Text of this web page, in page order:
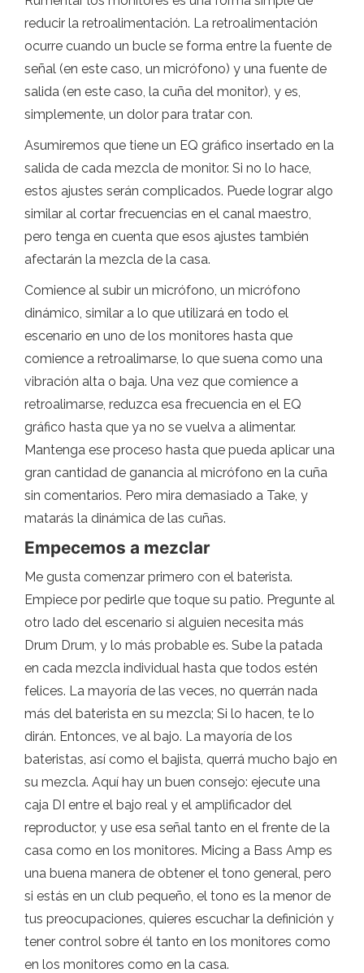
reducir la retroalimentación. La retroalimentación
ocurre cuando un bucle se forma entre la fuente de
señal (en este caso, un micrófono) y una fuente de
salida (en este caso, la cuña del monitor), y es,
simplemente, un dolor para tratar con.
Asumiremos que tiene un EQ gráfico insertado en la
salida de cada mezcla de monitor. Si no lo hace,
estos ajustes serán complicados. Puede lograr algo
similar al cortar frecuencias en el canal maestro,
pero tenga en cuenta que esos ajustes también
afectarán la mezcla de la casa.
Comience al subir un micrófono, un micrófono
dinámico, similar a lo que utilizará en todo el
escenario en uno de los monitores hasta que
comience a retroalimarse, lo que suena como una
vibración alta o baja. Una vez que comience a
retroalimarse, reduzca esa frecuencia en el EQ
gráfico hasta que ya no se vuelva a alimentar.
Mantenga ese proceso hasta que pueda aplicar una
gran cantidad de ganancia al micrófono en la cuña
sin comentarios. Pero mira demasiado a Take, y
matarás la dinámica de las cuñas.
Empecemos a mezclar
Me gusta comenzar primero con el baterista.
Empiece por pedirle que toque su patio. Pregunte al
otro lado del escenario si alguien necesita más
Drum Drum, y lo más probable es. Sube la patada
en cada mezcla individual hasta que todos estén
felices. La mayoría de las veces, no querrán nada
más del baterista en su mezcla; Si lo hacen, te lo
dirán. Entonces, ve al bajo. La mayoría de los
bateristas, así como el bajista, querrá mucho bajo en
su mezcla. Aquí hay un buen consejo: ejecute una
caja DI entre el bajo real y el amplificador del
reproductor, y use esa señal tanto en el frente de la
casa como en los monitores. Micing a Bass Amp es
una buena manera de obtener el tono general, pero
si estás en un club pequeño, el tono es la menor de
tus preocupaciones, quieres escuchar la definición y
tener control sobre él tanto en los monitores como
en los monitores como en la casa.